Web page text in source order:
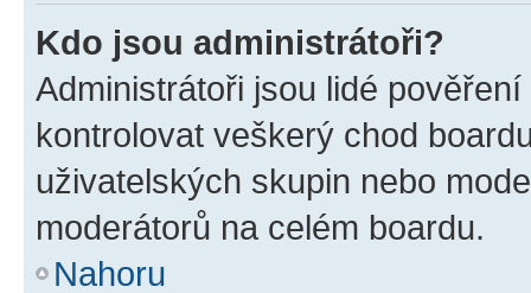
Kdo jsou administrátoři?
Administrátoři jsou lidé
kontrolovat veškerý chod
uživatelských skupin nebo
moderátorů na celém boardu.
Nahoru